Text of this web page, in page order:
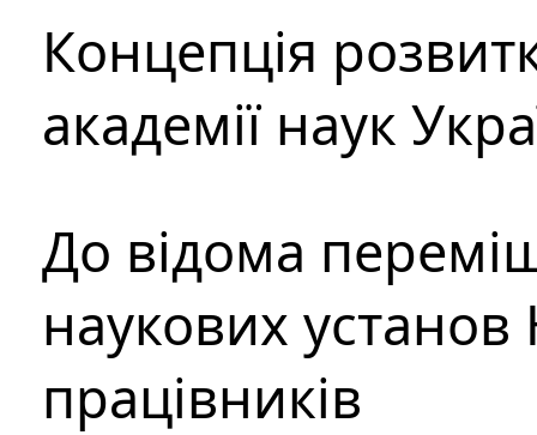
Концепція
академії наук
До відома
наукових установ
працівників